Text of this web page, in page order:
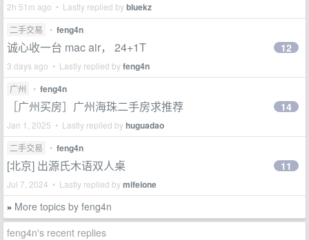
2h 51m ago • Lastly replied bybluekz
二手交易 • feng4n
诚心收一台 mac air， 24+1T
3 days ago • Lastly replied byfeng4n
12
广州 • feng4n
［广州买房］广州海珠二手房求推荐
Jan 1, 2025 • Lastly replied byhuguadao
14
二手交易 • feng4n
[北京] 出源氏木语双人桌
Jul 7, 2024 • Lastly replied bymifeione
11
» More topics by feng4n
feng4n's recent replies